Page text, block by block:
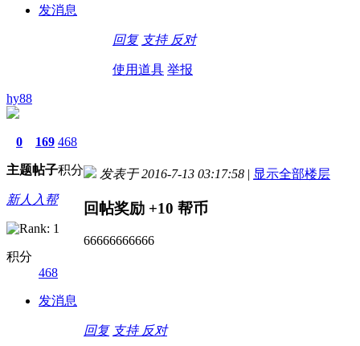
发消息
回复 支持 反对
使用道具 举报
hy88
0
主题
169
帖子
468
积分
新人入帮
积分
468
发消息
发表于 2016-7-13 03:17:58 | 显示全部楼层
回帖奖励 +10 帮币
66666666666
回复 支持 反对